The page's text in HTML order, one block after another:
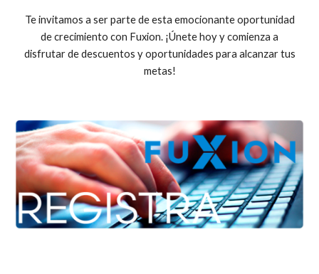
Te invitamos a ser parte de esta emocionante oportunidad
de crecimiento con Fuxion. ¡Únete hoy y comienza a
disfrutar de descuentos y oportunidades para alcanzar tus
metas!